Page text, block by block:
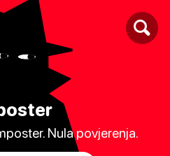
Nula povjerenja.